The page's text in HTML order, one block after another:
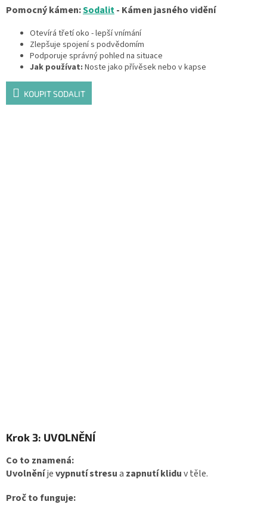
Pomocný kámen:Sodalit- Kámen jasného vidění
Otevírá třetí oko - lepší vnímání
Zlepšuje spojení s podvědomím
Podporuje správný pohled na situace
Jak používat: Noste jako přívěsek nebo v kapse
KOUPIT SODALIT
Krok 3: UVOLNĚNÍ
Co to znamená:
Uvolněníjevypnutí stresua zapnutí kliduv těle.
Proč to funguje: